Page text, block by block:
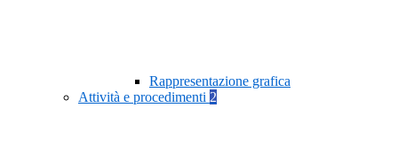
Rappresentazione grafica
Attività e procedimenti 2